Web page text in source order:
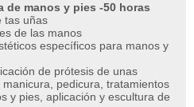
de manos y pies -50 horas
tas uñas
de las manos
específicos para manos y
de prótesis de unas
pedicura, tratamientos
y pies, aplicación y escultura de